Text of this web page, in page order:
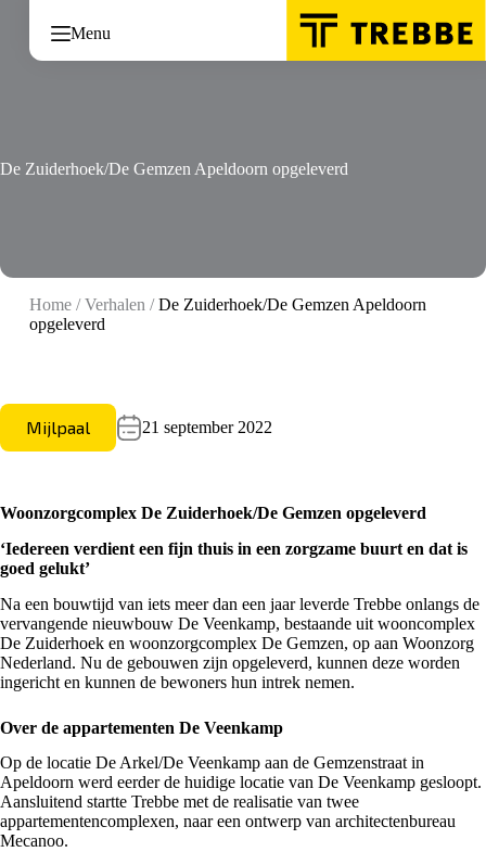
inhoud
Menu
De Zuiderhoek/De Gemzen Apeldoorn opgeleverd
Home/Verhalen /De Zuiderhoek/De Gemzen Apeldoorn
opgeleverd
Mijlpaal 21 september 2022
Woonzorgcomplex De Zuiderhoek/De Gemzen opgeleverd
‘Iedereen verdient een fijn thuis in een zorgzame buurt en dat is
goed gelukt’
Na een bouwtijd van iets meer dan een jaar leverde Trebbe onlangs de
vervangende nieuwbouw De Veenkamp, bestaande uit wooncomplex
De Zuiderhoek en woonzorgcomplex De Gemzen, op aan Woonzorg
Nederland. Nu de gebouwen zijn opgeleverd, kunnen deze worden
ingericht en kunnen de bewoners hun intrek nemen.
Over de appartementen De Veenkamp
Op de locatie De Arkel/De Veenkamp aan de Gemzenstraat in
Apeldoorn werd eerder de huidige locatie van De Veenkamp gesloopt.
Aansluitend startte Trebbe met de realisatie van twee
appartementencomplexen, naar een ontwerp van architectenbureau
Mecanoo.